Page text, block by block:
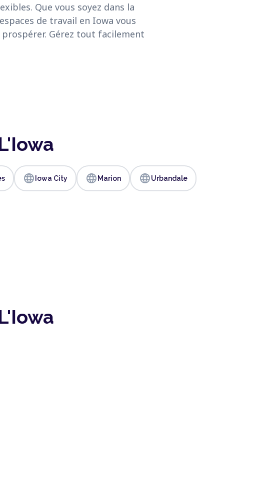
Que vous soyez dans la
de travail en Iowa vous
Gérez tout facilement
language Iowa City language Marion languageUrbandale